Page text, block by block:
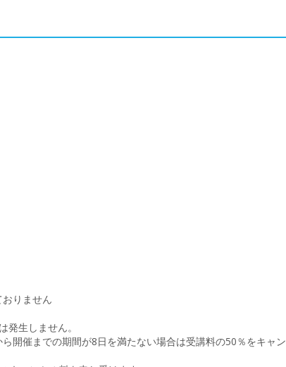
りません
発生しません。
開催までの期間が8日を満たない場合は受講料の50％をキャン